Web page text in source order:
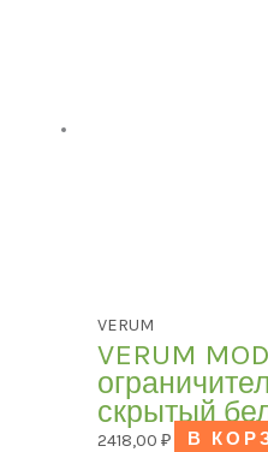
VERUM
VERUM
скрытый
2418,00 ₽
В